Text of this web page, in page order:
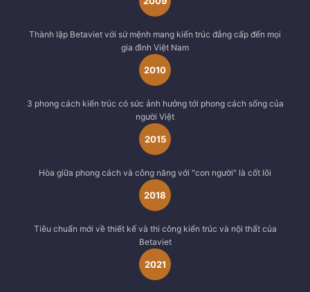
Thành lập Betaviet với sứ mệnh mang kiến trúc đẳng cấp đến mọi
gia đình Việt Nam
2010
3 phong cách kiến trúc có sức ảnh hưởng tới phong cách sống của
người Việt
2015
Hòa giữa phong cách và công năng với "con người" là cốt lõi
2018
Tiêu chuẩn mới về thiết kế và thi công kiến trúc và nội thất của
Betaviet
2021